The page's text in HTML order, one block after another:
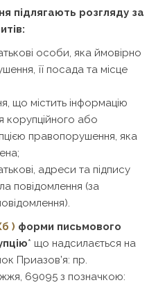
підлягають розгляду за
особи, яка ймовірно
її посада та місце
що містить інформацію
корупційного або
правопорушення, яка
адреси та підпису
повідомлення (за
) форми письмового
* що надсилається на
Приазов’я: пр.
69095 з позначкою: